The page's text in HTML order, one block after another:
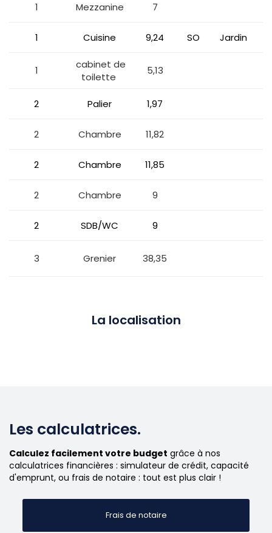
1 Mezzanine 7
1 Cuisine 9,24 SO Jardin
1
cabinet de
toilette
5,13
2 Palier 1,97
2 Chambre 11,82
2 Chambre 11,85
2 Chambre 9
2 SDB/WC 9
3 Grenier 38,35
La localisation
Les calculatrices.
Calculez facilement votre budget grâce à nos
calculatrices financières : simulateur de crédit, capacité
d'emprunt, ou frais de notaire : tout est plus clair !
Frais de notaire